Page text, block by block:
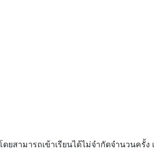
ยสามารถเข้าเรียนได้ไม่จำกัดจำนวนครั้ง